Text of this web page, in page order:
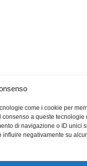
come i cookie per
a queste tecnologie
di navigazione o ID unici
influire negativamente su